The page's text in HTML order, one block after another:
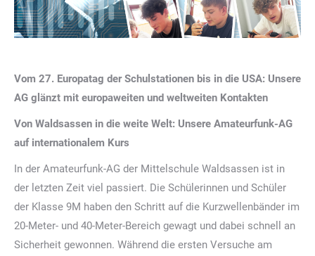
Vom 27. Europatag der Schulstationen bis in die USA: Unsere
AG glänzt mit europaweiten und weltweiten Kontakten
Von Waldsassen in die weite Welt: Unsere Amateurfunk-AG
auf internationalem Kurs
In der Amateurfunk-AG der Mittelschule Waldsassen ist in
der letzten Zeit viel passiert. Die Schülerinnen und Schüler
der Klasse 9M haben den Schritt auf die Kurzwellenbänder im
20-Meter- und 40-Meter-Bereich gewagt und dabei schnell an
Sicherheit gewonnen. Während die ersten Versuche am